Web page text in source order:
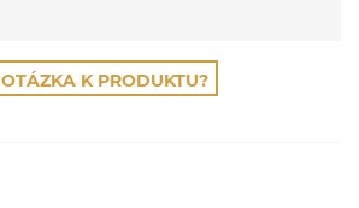
OTÁZKA K PRODUKTU?